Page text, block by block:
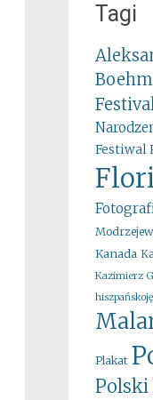
Tagi
Boehm
Festiwal
Kanada
Kazimierz
Plakat